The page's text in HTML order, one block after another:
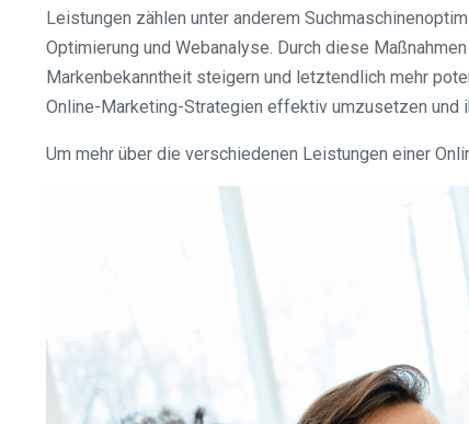
Leistungen zählen unter anderem
Optimierung und Webanalyse. Durch diese
Markenbekanntheit steigern und letztendlich mehr
Online-Marketing-Strategien effektiv umzusetzen und
Um mehr über die verschiedenen Leistungen einer